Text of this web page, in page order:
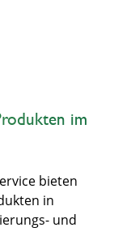
im
bieten
in
und